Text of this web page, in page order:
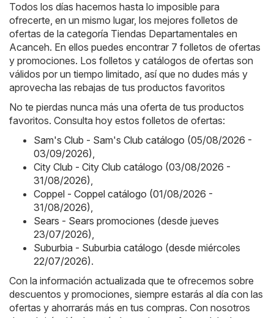
Todos los días hacemos hasta lo imposible para
ofrecerte, en un mismo lugar, los mejores folletos de
ofertas de la categoría Tiendas Departamentales en
Acanceh. En ellos puedes encontrar 7 folletos de ofertas
y promociones. Los folletos y catálogos de ofertas son
válidos por un tiempo limitado, así que no dudes más y
aprovecha las rebajas de tus productos favoritos
No te pierdas nunca más una oferta de tus productos
favoritos. Consulta hoy estos folletos de ofertas:
Sam's Club - Sam's Club catálogo (05/08/2026 -
03/09/2026),
City Club - City Club catálogo (03/08/2026 -
31/08/2026),
Coppel - Coppel catálogo (01/08/2026 -
31/08/2026),
Sears - Sears promociones (desde jueves
23/07/2026),
Suburbia - Suburbia catálogo (desde miércoles
22/07/2026).
Con la información actualizada que te ofrecemos sobre
descuentos y promociones, siempre estarás al día con las
ofertas y ahorrarás más en tus compras. Con nosotros